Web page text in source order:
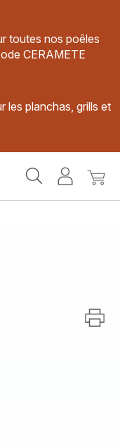
toutes nos poêles
CERAMETE
les planchas, grills et
MonMon